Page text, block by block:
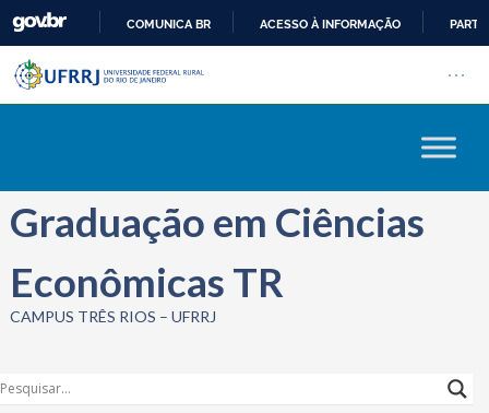
COMUNICA BR ACESSO À INFORMAÇÃO
Pular barra institucional
Barra institucional da
Graduação em Ciências
Econômicas TR
CAMPUS TRÊS RIOS – UFRRJ